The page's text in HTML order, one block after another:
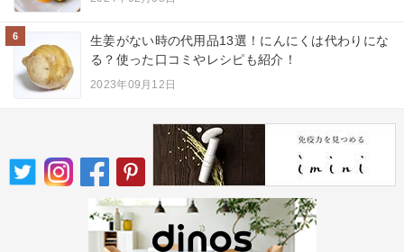
6
生姜がない時の代用品13選！にんにくは代わりにな
る？使った口コミやレシピも紹介！
2023年09月12日